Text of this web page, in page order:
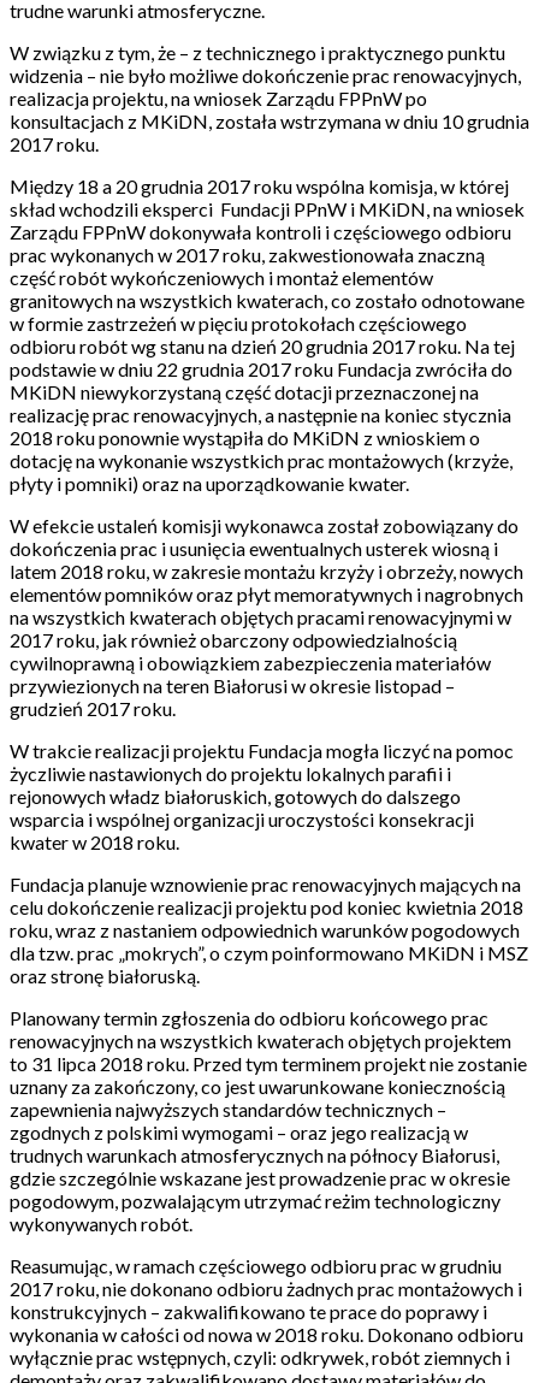
trudne warunki atmosferyczne.
W związku z tym, że – z technicznego i praktycznego punktu
widzenia – nie było możliwe dokończenie prac renowacyjnych,
realizacja projektu, na wniosek Zarządu FPPnW po
konsultacjach z MKiDN, została wstrzymana w dniu 10 grudnia
2017 roku.
Między 18 a 20 grudnia 2017 roku wspólna komisja, w której
skład wchodzili eksperci Fundacji PPnW i MKiDN, na wniosek
Zarządu FPPnW dokonywała kontroli i częściowego odbioru
prac wykonanych w 2017 roku, zakwestionowała znaczną
część robót wykończeniowych i montaż elementów
granitowych na wszystkich kwaterach, co zostało odnotowane
w formie zastrzeżeń w pięciu protokołach częściowego
odbioru robót wg stanu na dzień 20 grudnia 2017 roku. Na tej
podstawie w dniu 22 grudnia 2017 roku Fundacja zwróciła do
MKiDN niewykorzystaną część dotacji przeznaczonej na
realizację prac renowacyjnych, a następnie na koniec stycznia
2018 roku ponownie wystąpiła do MKiDN z wnioskiem o
dotację na wykonanie wszystkich prac montażowych (krzyże,
płyty i pomniki) oraz na uporządkowanie kwater.
W efekcie ustaleń komisji wykonawca został zobowiązany do
dokończenia prac i usunięcia ewentualnych usterek wiosną i
latem 2018 roku, w zakresie montażu krzyży i obrzeży, nowych
elementów pomników oraz płyt memoratywnych i nagrobnych
na wszystkich kwaterach objętych pracami renowacyjnymi w
2017 roku, jak również obarczony odpowiedzialnością
cywilnoprawną i obowiązkiem zabezpieczenia materiałów
przywiezionych na teren Białorusi w okresie listopad –
grudzień 2017 roku.
W trakcie realizacji projektu Fundacja mogła liczyć na pomoc
życzliwie nastawionych do projektu lokalnych parafii i
rejonowych władz białoruskich, gotowych do dalszego
wsparcia i wspólnej organizacji uroczystości konsekracji
kwater w 2018 roku.
Fundacja planuje wznowienie prac renowacyjnych mających na
celu dokończenie realizacji projektu pod koniec kwietnia 2018
roku, wraz z nastaniem odpowiednich warunków pogodowych
dla tzw. prac „mokrych”, o czym poinformowano MKiDN i MSZ
oraz stronę białoruską.
Planowany termin zgłoszenia do odbioru końcowego prac
renowacyjnych na wszystkich kwaterach objętych projektem
to 31 lipca 2018 roku. Przed tym terminem projekt nie zostanie
uznany za zakończony, co jest uwarunkowane koniecznością
zapewnienia najwyższych standardów technicznych –
zgodnych z polskimi wymogami – oraz jego realizacją w
trudnych warunkach atmosferycznych na północy Białorusi,
gdzie szczególnie wskazane jest prowadzenie prac w okresie
pogodowym, pozwalającym utrzymać reżim technologiczny
wykonywanych robót.
Reasumując, w ramach częściowego odbioru prac w grudniu
2017 roku, nie dokonano odbioru żadnych prac montażowych i
konstrukcyjnych – zakwalifikowano te prace do poprawy i
wykonania w całości od nowa w 2018 roku. Dokonano odbioru
wyłącznie prac wstępnych, czyli: odkrywek, robót ziemnych i